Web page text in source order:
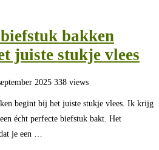
bakken
juiste stukje vlees
2025 338 views
begint bij het juiste stukje vlees. Ik krijg
écht perfecte biefstuk bakt. Het
je een …